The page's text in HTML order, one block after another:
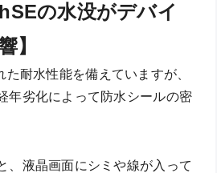
の水没がデバイ
】
耐水性能を備えていますが、
年劣化によって防水シールの密
、液晶画面にシミや線が入って